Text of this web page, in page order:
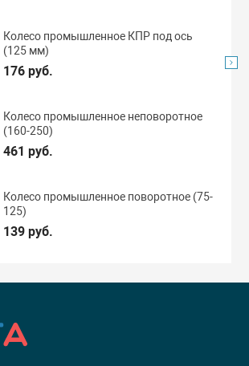
Колесо промышленное КПР под ось
(125 мм)
176 руб.
Колесо промышленное неповоротное
(160-250)
461 руб.
Колесо промышленное поворотное (75-
125)
139 руб.